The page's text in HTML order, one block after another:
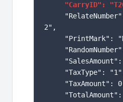
"CarryID":
2",